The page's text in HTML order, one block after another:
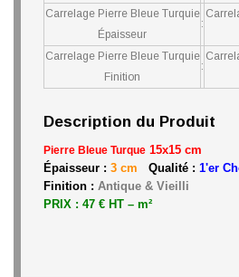
Carrelage Pierre Bleue Turquie
Épaisseur
:
Carrelage Pierre Bleue Turquie
Finition
:
Description du Produit
Pierre Bleue Turque 15x15 cm
Épaisseur : 3 cm Qualité : 1'er
Finition : Antique & Vieilli
PRIX : 47 € HT – m²